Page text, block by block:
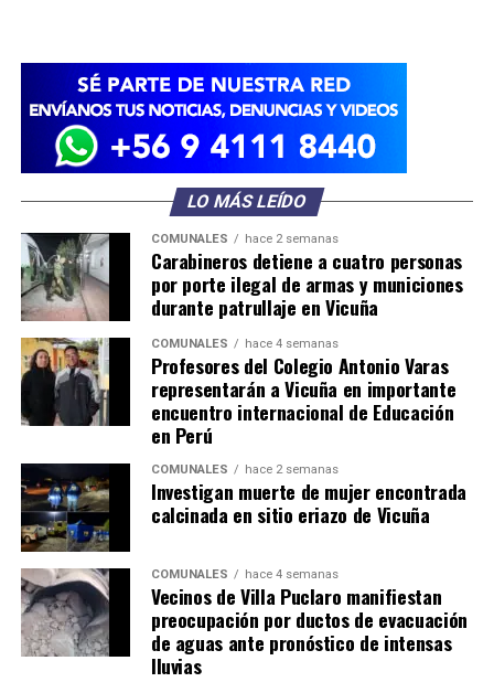
LO MÁS LEÍDO
COMUNALES hace 2 semanas
Carabineros detiene a cuatro personas
por porte ilegal de armas y municiones
durante patrullaje en Vicuña
COMUNALES hace 4 semanas
Profesores del Colegio Antonio Varas
representarán a Vicuña en importante
encuentro internacional de Educación
en Perú
COMUNALES hace 2 semanas
Investigan muerte de mujer encontrada
calcinada en sitio eriazo de Vicuña
COMUNALES hace 4 semanas
Vecinos de Villa Puclaro manifiestan
preocupación por ductos de evacuación
de aguas ante pronóstico de intensas
lluvias